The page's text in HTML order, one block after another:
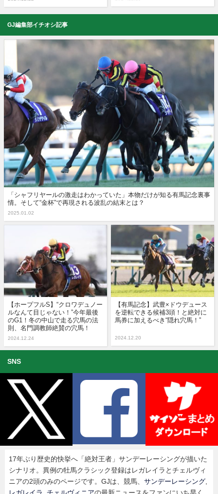
GJ編集部イチオシ記事
「シャフリヤールの激走はわかっていた」本物だけが知る有馬記念裏事
情。そして“金杯”で再現される波乱の結末とは？
2025.01.02
【ホープフルS】“クロワデュノー
ルなんて目じゃない！”今年最後
のG1！冬の中山で走る穴馬の法
則、名門調教師絶賛の穴馬！
2024.12.24
【有馬記念】武豊×ドウデュース
を逆転できる候補3頭！と絶対に
馬券に加えるべき“隠れ穴馬！”
2024.12.20
SNS
17年ぶり歴史的快挙へ「絶対王者」サンデーレーシングが描いた
シナリオ。異例の牡馬クラシック登録はレガレイラとチェルヴィ
ニアの2頭のみのページです。GJは、競馬、 サンデーレーシング,